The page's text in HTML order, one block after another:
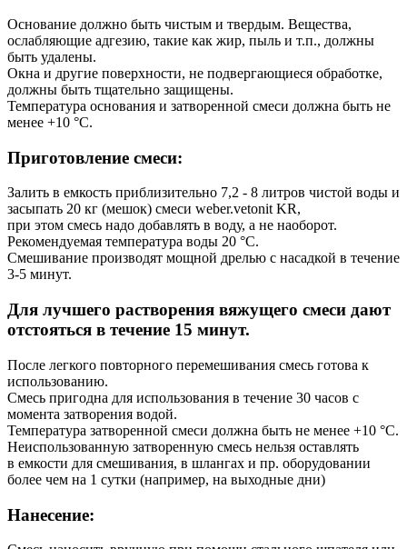
Основание должно быть чистым и твердым. Вещества,
ослабляющие адгезию, такие как жир, пыль и т.п., должны
быть удалены.
Окна и другие поверхности, не подвергающиеся обработке,
должны быть тщательно защищены.
Температура основания и затворенной смеси должна быть не
менее +10 °С.
Приготовление смеси:
Залить в емкость приблизительно 7,2 - 8 литров чистой воды и
засыпать 20 кг (мешок) смеси weber.vetonit KR,
при этом смесь надо добавлять в воду, а не наоборот.
Рекомендуемая температура воды 20 °С.
Смешивание производят мощной дрелью с насадкой в течение
3-5 минут.
Для лучшего растворения вяжущего смеси дают
отстояться в течение 15 минут.
После легкого повторного перемешивания смесь готова к
использованию.
Смесь пригодна для использования в течение 30 часов с
момента затворения водой.
Температура затворенной смеси должна быть не менее +10 °С.
Неиспользованную затворенную смесь нельзя оставлять
в емкости для смешивания, в шлангах и пр. оборудовании
более чем на 1 сутки (например, на выходные дни)
Нанесение: